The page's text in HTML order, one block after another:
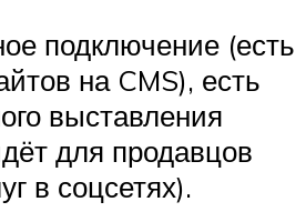
подключение (есть
на CMS), есть
выставления
для продавцов
в соцсетях).